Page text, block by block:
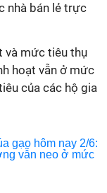
nhà bán lẻ trực
và mức tiêu thụ
hoạt vẫn ở mức
của các hộ gia